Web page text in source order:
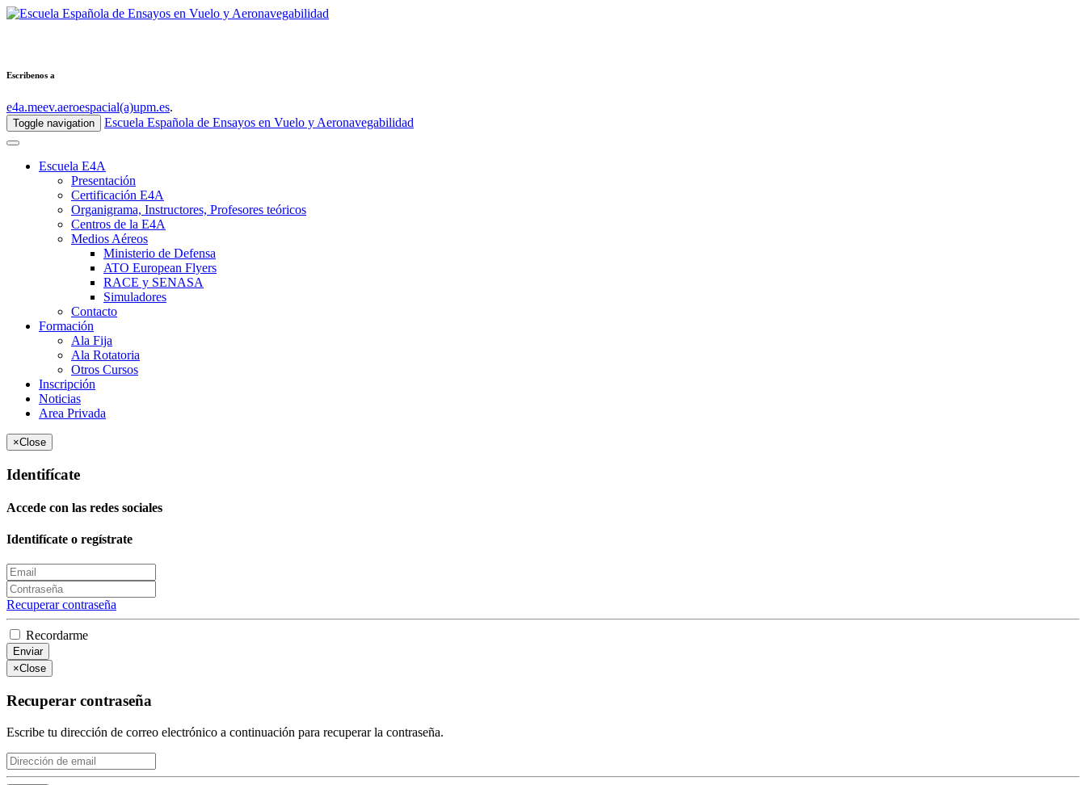
Escribenos a
e4a.meev.aeroespacial(a)upm.es.
Toggle navigation Escuela Española de Ensayos en Vuelo y Aeronavegabilidad
Escuela E4A
Presentación
Certificación E4A
Organigrama, Instructores, Profesores teóricos
Centros de la E4A
Medios Aéreos
Ministerio de Defensa
ATO European Flyers
RACE y SENASA
Simuladores
Contacto
Formación
Ala Fija
Ala Rotatoria
Otros Cursos
Inscripción
Noticias
Area Privada
×Close
Identifícate
Accede con las redes sociales
Identifícate o regístrate
Recuperar contraseña
Recordarme
Enviar
×Close
Recuperar contraseña
Escribe tu dirección de correo electrónico a continuación para recuperar la contraseña.